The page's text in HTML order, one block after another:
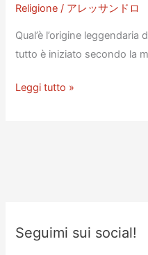
Religione / アレッサンドロ
Qual’è l’origine
tutto è iniziato secondo la
La
Leggi tutto »
Seguimi sui social!